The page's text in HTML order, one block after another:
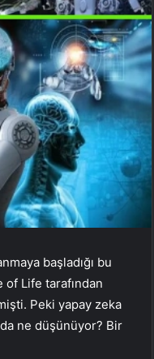
başladığı bu
Life tarafından
Peki yapay zeka
ne düşünüyor? Bir